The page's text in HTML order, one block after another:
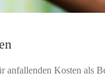
anfallenden Kosten als